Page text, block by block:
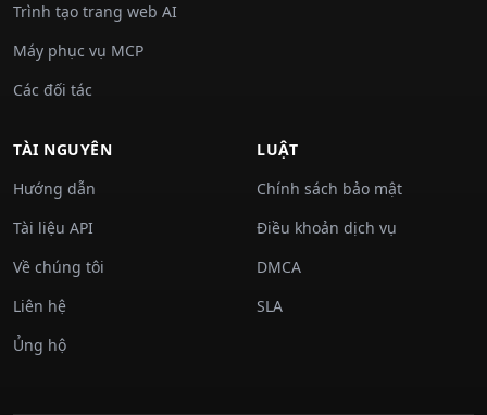
Trình tạo trang web AI
Máy phục vụ MCP
Các đối tác
TÀI NGUYÊN
Hướng dẫn
Tài liệu API
Về chúng tôi
Liên hệ
Ủng hộ
LUẬT
Chính sách bảo mật
Điều khoản dịch vụ
DMCA
SLA